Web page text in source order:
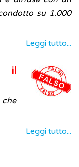
su 1.000
Leggi tutto...
il
Leggi tutto...